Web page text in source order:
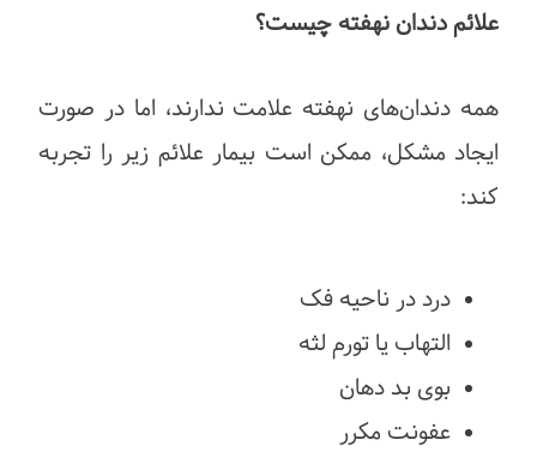
علائم دندان نهفته چیست؟
همه دندان‌های نهفته علامت ندارند، اما در صورت
ایجاد مشکل، ممکن است بیمار علائم زیر را تجربه
کند:
درد در ناحیه فک
التهاب یا تورم لثه
بوی بد دهان
عفونت مکرر